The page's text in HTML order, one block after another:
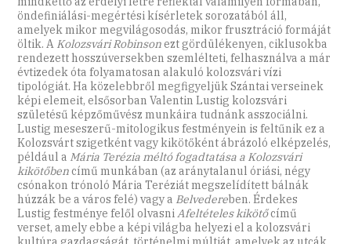
öndefiniálási-megértési kísérletek sorozatából áll,
amelyek mikor megvilágosodás, mikor frusztráció formáját
öltik. A Kolozsvári Robinson ezt gördülékenyen, ciklusokba
rendezett hosszúversekben szemlélteti, felhasználva a már
évtizedek óta folyamatosan alakuló kolozsvári vízi
tipológiát. Ha közelebbről megfigyeljük Szántai verseinek
képi elemeit, elsősorban Valentin Lustig kolozsvári
születésű képzőművész munkáira tudnánk asszociálni.
Lustig meseszerű-mitologikus festményein is feltűnik ez a
Kolozsvárt szigetként vagy kikötőként ábrázoló elképzelés,
például a Mária Terézia méltó fogadtatása a Kolozsvári
kikötőbencímű munkában (az aránytalanul óriási, négy
csónakon trónoló Mária Teréziát megszelídített bálnák
húzzák be a város felé) vagy a Belvedereben. Érdekes
Lustig festménye felől olvasniAfeltételes kikötőcímű
verset, amely ebbe a képi világba helyezi el a kolozsvári